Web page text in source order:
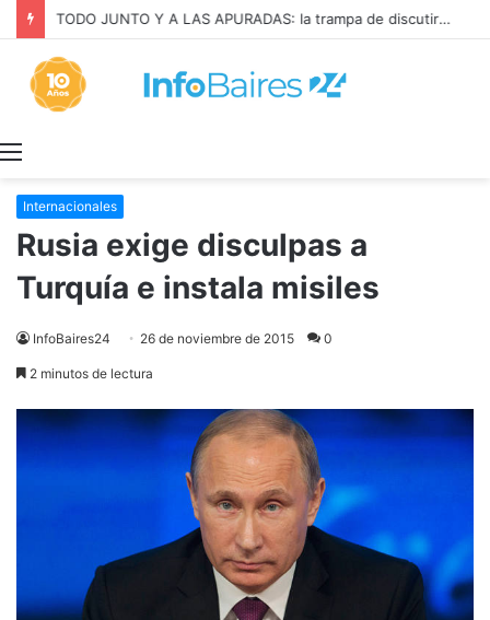
TODO JUNTO Y A LAS APURADAS: la trampa de discutir la propiedad privada como si fuera una sola cosa
Internacionales
Rusia exige disculpas a
Turquía e instala misiles
InfoBaires24 26 de noviembre de 2015 0
2 minutos de lectura